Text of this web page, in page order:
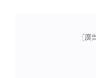
[廣